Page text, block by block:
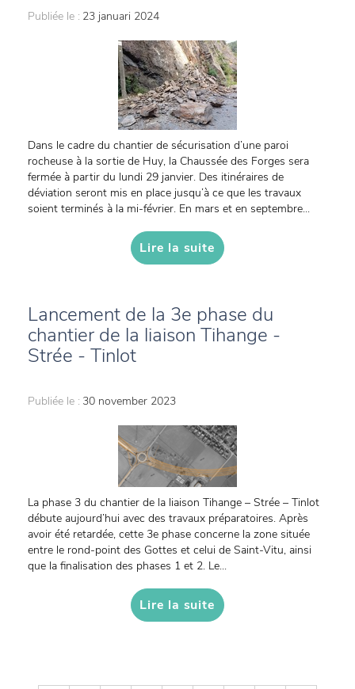
Publiée le : 23 januari 2024
Dans le cadre du chantier de sécurisation d’une paroi
rocheuse à la sortie de Huy, la Chaussée des Forges sera
fermée à partir du lundi 29 janvier. Des itinéraires de
déviation seront mis en place jusqu’à ce que les travaux
soient terminés à la mi-février. En mars et en septembre...
Lire la suite
Lancement de la 3e phase du
chantier de la liaison Tihange -
Strée - Tinlot
Publiée le : 30 november 2023
La phase 3 du chantier de la liaison Tihange – Strée – Tinlot
débute aujourd’hui avec des travaux préparatoires. Après
avoir été retardée, cette 3e phase concerne la zone située
entre le rond-point des Gottes et celui de Saint-Vitu, ainsi
que la finalisation des phases 1 et 2. Le...
Lire la suite